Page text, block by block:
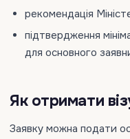
рекомендація
підтвердження
для основного
Як отримати
Заявку можна подати